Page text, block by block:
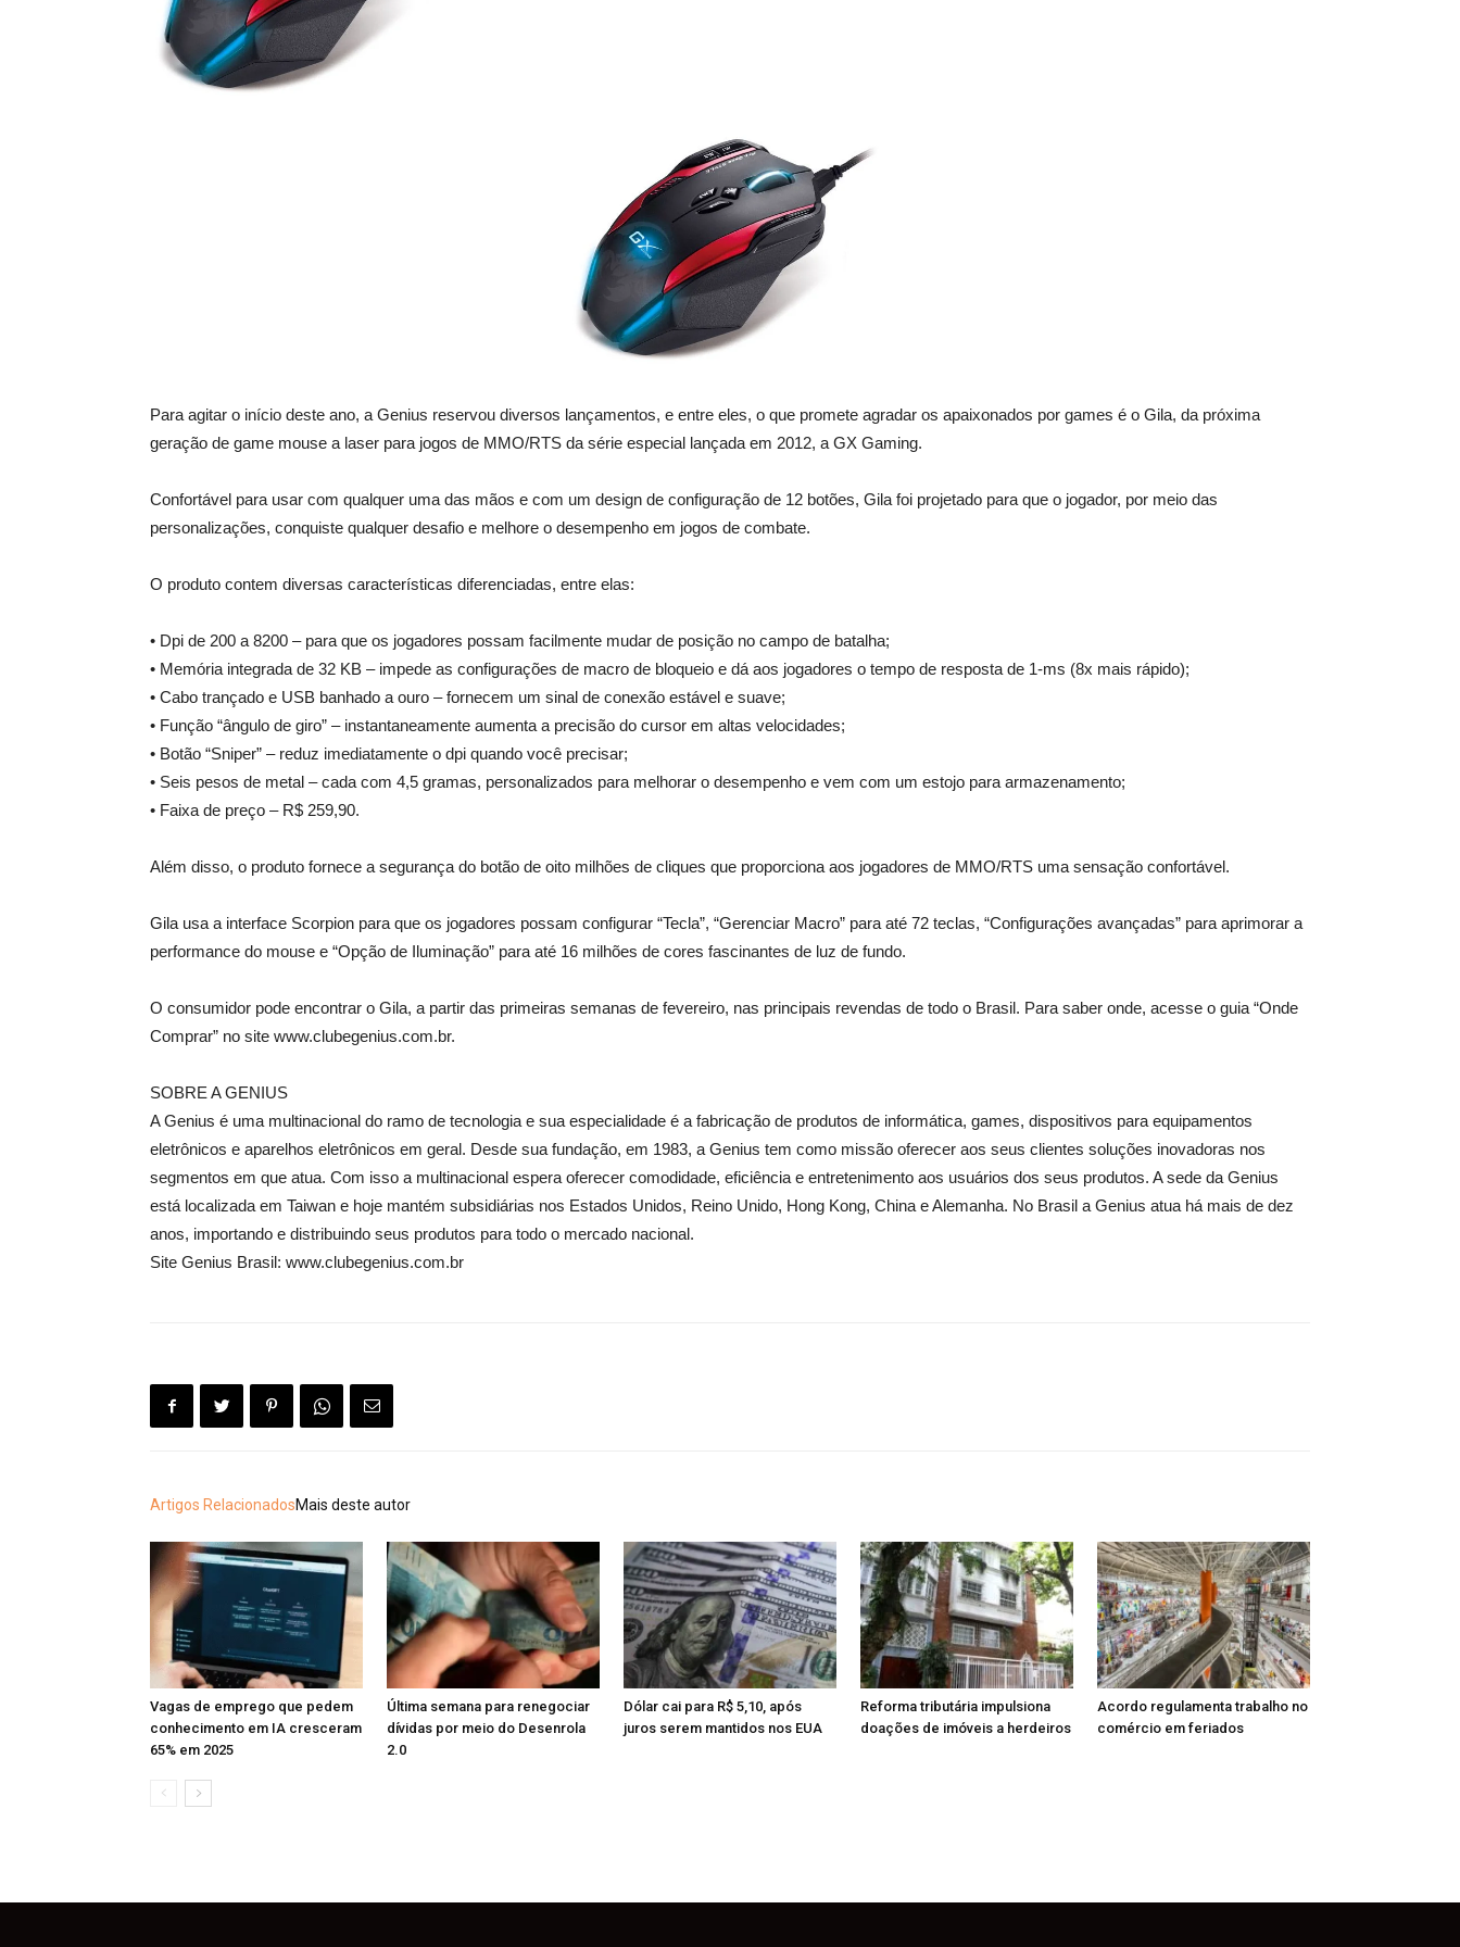
Para agitar o início deste ano, a Genius reservou diversos lançamentos, e entre eles, o que promete agradar os apaixonados por games é o Gila, da próxima
geração de game mouse a laser para jogos de MMO/RTS da série especial lançada em 2012, a GX Gaming.
Confortável para usar com qualquer uma das mãos e com um design de configuração de 12 botões, Gila foi projetado para que o jogador, por meio das
personalizações, conquiste qualquer desafio e melhore o desempenho em jogos de combate.
O produto contem diversas características diferenciadas, entre elas:
• Dpi de 200 a 8200 – para que os jogadores possam facilmente mudar de posição no campo de batalha;
• Memória integrada de 32 KB – impede as configurações de macro de bloqueio e dá aos jogadores o tempo de resposta de 1-ms (8x mais rápido);
• Cabo trançado e USB banhado a ouro – fornecem um sinal de conexão estável e suave;
• Função “ângulo de giro” – instantaneamente aumenta a precisão do cursor em altas velocidades;
• Botão “Sniper” – reduz imediatamente o dpi quando você precisar;
• Seis pesos de metal – cada com 4,5 gramas, personalizados para melhorar o desempenho e vem com um estojo para armazenamento;
• Faixa de preço – R$ 259,90.
Além disso, o produto fornece a segurança do botão de oito milhões de cliques que proporciona aos jogadores de MMO/RTS uma sensação confortável.
Gila usa a interface Scorpion para que os jogadores possam configurar “Tecla”, “Gerenciar Macro” para até 72 teclas, “Configurações avançadas” para aprimorar a
performance do mouse e “Opção de Iluminação” para até 16 milhões de cores fascinantes de luz de fundo.
O consumidor pode encontrar o Gila, a partir das primeiras semanas de fevereiro, nas principais revendas de todo o Brasil. Para saber onde, acesse o guia “Onde
Comprar” no site www.clubegenius.com.br.
SOBRE A GENIUS
A Genius é uma multinacional do ramo de tecnologia e sua especialidade é a fabricação de produtos de informática, games, dispositivos para equipamentos
eletrônicos e aparelhos eletrônicos em geral. Desde sua fundação, em 1983, a Genius tem como missão oferecer aos seus clientes soluções inovadoras nos
segmentos em que atua. Com isso a multinacional espera oferecer comodidade, eficiência e entretenimento aos usuários dos seus produtos. A sede da Genius
está localizada em Taiwan e hoje mantém subsidiárias nos Estados Unidos, Reino Unido, Hong Kong, China e Alemanha. No Brasil a Genius atua há mais de dez
anos, importando e distribuindo seus produtos para todo o mercado nacional.
Site Genius Brasil: www.clubegenius.com.br
Artigos RelacionadosMais deste autor
Vagas de emprego que pedem
conhecimento em IA cresceram
65% em 2025
Última semana para renegociar
dívidas por meio do Desenrola
2.0
Dólar cai para R$ 5,10, após
juros serem mantidos nos EUA
Reforma tributária impulsiona
doações de imóveis a herdeiros
Acordo regulamenta trabalho no
comércio em feriados